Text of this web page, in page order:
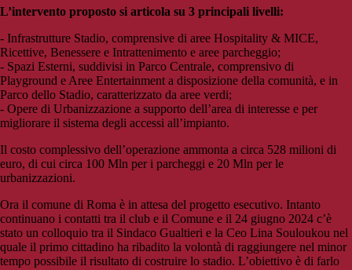
L’intervento proposto si articola su 3 principali livelli:
- Infrastrutture Stadio, comprensive di aree Hospitality & MICE,
Ricettive, Benessere e Intrattenimento e aree parcheggio;
- Spazi Esterni, suddivisi in Parco Centrale, comprensivo di
Playground e Aree Entertainment a disposizione della comunità, e in
Parco dello Stadio, caratterizzato da aree verdi;
- Opere di Urbanizzazione a supporto dell’area di interesse e per
migliorare il sistema degli accessi all’impianto.
Il costo complessivo dell’operazione ammonta a circa 528 milioni di
euro, di cui circa 100 Mln per i parcheggi e 20 Mln per le
urbanizzazioni.
Ora il comune di Roma è in attesa del progetto esecutivo. Intanto
continuano i contatti tra il club e il Comune e il 24 giugno 2024 c’è
stato un colloquio tra il Sindaco Gualtieri e la Ceo Lina Souloukou nel
quale il primo cittadino ha ribadito la volontà di raggiungere nel minor
tempo possibile il risultato di costruire lo stadio. L’obiettivo è di farlo